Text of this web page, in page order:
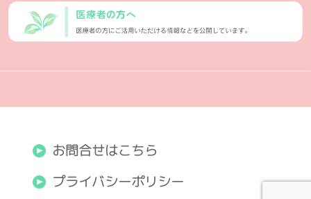
お問合せはこちら
プライバシーポリシー